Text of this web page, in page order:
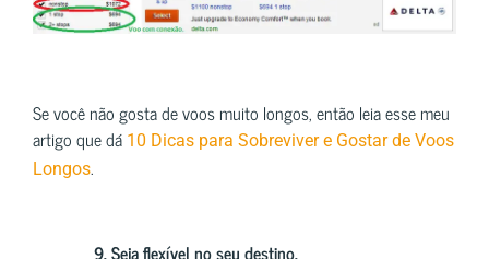
Se você não gosta de voos muito longos, então leia esse meu
artigo que dá 10 Dicas para Sobreviver e Gostar de Voos
Longos.
9.Seja flexível no seu destino.